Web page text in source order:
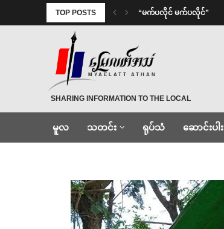
TOP POSTS ⁨ ⁨“မက်ပလိုင် မက်ပလိုင်”
MYAELATT ATHAN
SHARING INFORMATION TO THE LOCAL
မူလ သတင်း ရုပ်သံ ဆောင်းပါး
Home ဆေး၀ါး